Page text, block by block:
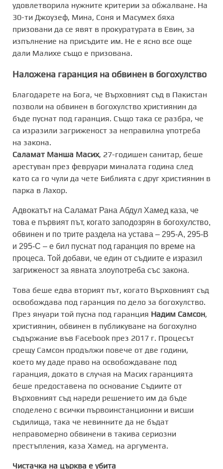
удовлетворила нужните критерии за обжалване. На
30-ти Джоузеф, Мина, Соня и Масумех бяха
призовани да се явят в прокуратурата в Евин, за
изпълнение на присъдите им. Не е ясно все още
дали Малихе също е призована.
Наложена гаранция на обвинен в богохулство
Благодарете на Бога, че Върховният съд в Пакистан
позволи на обвинен в богохулство християнин да
бъде пуснат под гаранция. Също така се разбра, че
са изразили загриженост за неправилна употреба
на закона.
Саламат Манша Масих, 27-годишен санитар, беше
арестуван през февруари миналата година след
като са го чули да чете Библията с друг християнин в
парка в Лахор.
Адвокатът на Саламат Рана Абдул Хамед каза, че
това е първият път, когато заподозрян в богохулство,
обвинен и по трите раздела на устава – 295-A, 295-B
и 295-C – е бил пуснат под гаранция по време на
процеса. Той добави, че един от съдиите е изразил
загриженост за явната злоупотреба със закона.
Това беше едва вторият път, когато Върховният съд
освобождава под гаранция по дело за богохулство.
През януари той пусна под гаранция Надим Самсон,
християнин, обвинен в публикуване на богохулно
съдържание във Facebook през 2017 г. Процесът
срещу Самсон продължи повече от две години,
което му даде право на освобождаване под
гаранция, докато в случая на Масих гаранцията
беше предоставена по основание Съдиите от
Върховният съд нареди решението им да бъде
споделено с всички първоинстанционни и висши
съдилища, така че невинните да не бъдат
неправомерно обвинени в такива сериозни
престъпления, каза Хамед. на аргумента.
Чистачка на църква е убитa